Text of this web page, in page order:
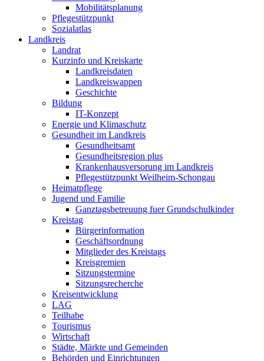
Mobilitätsplanung
Pflegestützpunkt
Sozialatlas
Landkreis
Landrat
Kurzinfo und Kreiskarte
Landkreisdaten
Landkreiswappen
Geschichte
Bildung
IT-Konzept
Energie und Klimaschutz
Gesundheit im Landkreis
Gesundheitsamt
Gesundheitsregion plus
Krankenhausversorung im Landkreis
Pflegestützpunkt Weilheim-Schongau
Heimatpflege
Jugend und Familie
Ganztagsbetreuung fuer Grundschulkinder
Kreistag
Bürgerinformation
Geschäftsordnung
Mitglieder des Kreistags
Kreisgremien
Sitzungstermine
Sitzungsrecherche
Kreisentwicklung
LAG
Teilhabe
Tourismus
Wirtschaft
Städte, Märkte und Gemeinden
Behörden und Einrichtungen